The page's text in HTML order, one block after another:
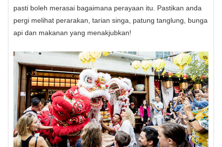
pasti boleh merasai bagaimana perayaan itu. Pastikan anda
pergi melihat perarakan, tarian singa, patung tanglung, bunga
api dan makanan yang menakjubkan!